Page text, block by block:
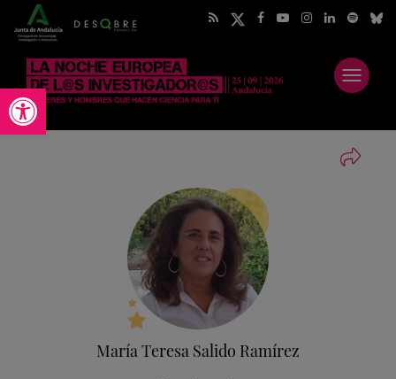
Abrir barra de herramientas
Abrir
menú
María Teresa Salido Ramírez